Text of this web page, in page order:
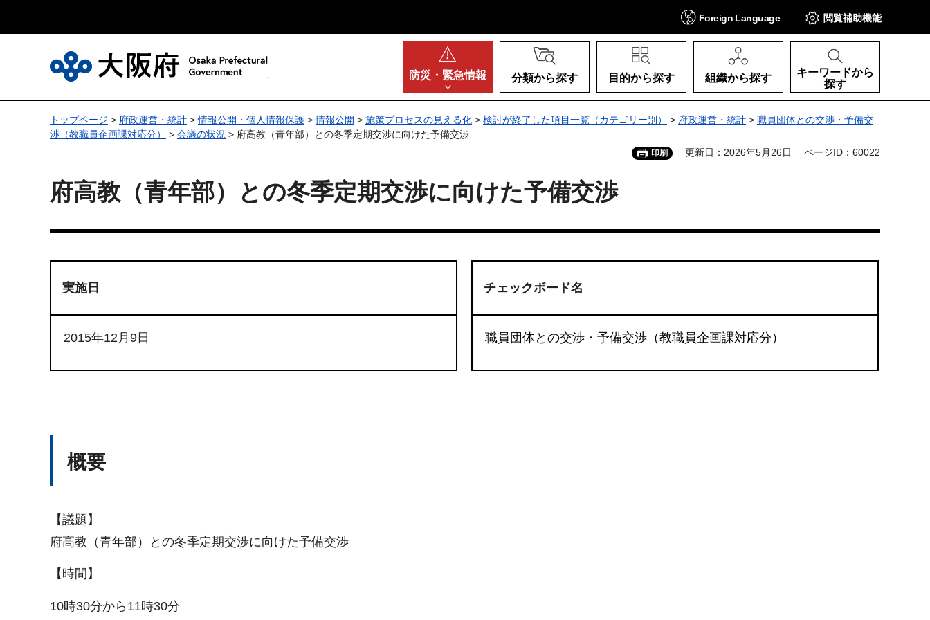
Foreign Language 閲覧補助機能
防災・ 緊急情報 分類から探す 目的から探す 組織から探す
キーワードから
探す
トップページ > 府政運営・統計 >情報公開・個人情報保護 >情報公開 > 施策プロセスの見える化 > 検討が終了した項目一覧（カテゴリー別） > 府政運営・統計 > 職員団体との交渉・予備交
渉（教職員企画課対応分）
> 会議の状況 > 府高教（青年部）との冬季定期交渉に向けた予備交渉
印刷 更新日：2026年5月26日 ページID：60022
府高教（青年部）との冬季定期交渉に向けた予備交渉
実施日
2015年12月9日
チェックボード名
職員団体との交渉・予備交渉（教職員企画課対応分）
概要
【議題】
府高教（青年部）との冬季定期交渉に向けた予備交渉
【時間】
10時30分から11時30分